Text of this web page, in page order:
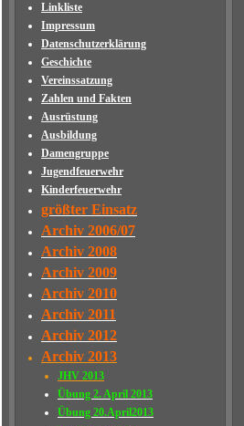
Linkliste
Impressum
Datenschutzerklärung
Geschichte
Vereinssatzung
Zahlen und Fakten
Ausrüstung
Ausbildung
Damengruppe
Jugendfeuerwehr
Kinderfeuerwehr
größter Einsatz
Archiv 2006/07
Archiv 2008
Archiv 2009
Archiv 2010
Archiv 2011
Archiv 2012
Archiv 2013
JHV 2013
Übung 2. April 2013
Übung 20.April2013